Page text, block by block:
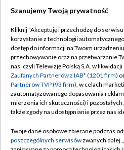
TVP
Abonament TVP
Emisja w TVP
Centrum informacji TVP
Naziemna Telewizja Cyfrowa
Rada Programowa
Polityka
Moje
Szanujemy Twoją prywatność
Kliknij "Akceptuję i przechodzę do
korzystanie z technologii
dostęp do informacji na Twoim
przechowywanie oraz na przetwarzanie
nas, czyli Telewizję Polską S.A. w
Zaufanych Partnerów z IAB* (1201 firm)
Partnerów TVP (93 firm), w celach
zautomatyzowanego dopasowania
mierzenia ich skuteczności) i
także zgody na udostępnianie przez nas
Twoje dane osobowe zbierane podczas
poszczególnych serwisówzwanych dalej